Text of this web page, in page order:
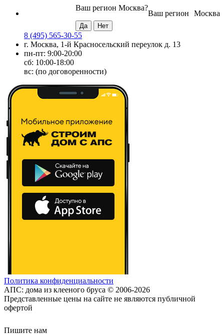
Москва
Ваш регион
Ваш регион Москва?
8 (495) 565-30-55
г. Москва, 1-й Красносельский переулок д. 13
пн-пт: 9:00-20:00
сб: 10:00-18:00
вс: (по договоренности)
Политика конфиденциальности
АПС: дома из клееного бруса © 2006-2026
Представленные цены на сайте не являются публичной
офертой
Пишите нам